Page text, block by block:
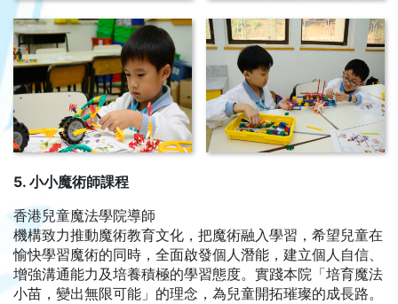
5. 小小魔術師課程
香港兒童魔法學院導師
機構致力推動魔術教育文化，把魔術融入學習，希望兒童在
愉快學習魔術的同時，全面啟發個人潛能，建立個人自信、
增強溝通能力及培養積極的學習態度。實踐本院「培育魔法
小苗，變出無限可能」的理念，為兒童開拓璀璨的成長路。